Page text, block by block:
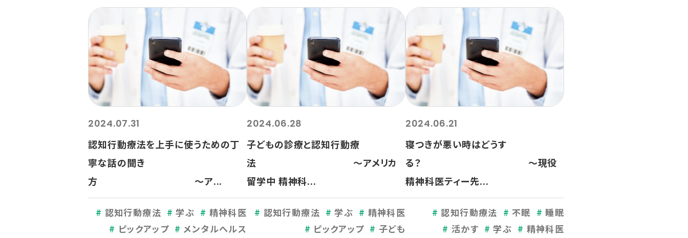
2024.07.31
認知行動療法を上手に使うための丁
寧な話の聞き
方 ～ア...
認知行動療法 学ぶ
精神科医
ピックアップ
メンタルヘルス
2024.06.28
子どもの診療と認知行動療
法 ～アメリカ
留学中 精神科...
認知行動療法 学ぶ
精神科医
ピックアップ
子ども
2024.06.21
寝つきが悪い時はどうす
る？ ～現役
精神科医ティー先...
認知行動療法 不眠
睡眠
活かす
学ぶ
精神科医